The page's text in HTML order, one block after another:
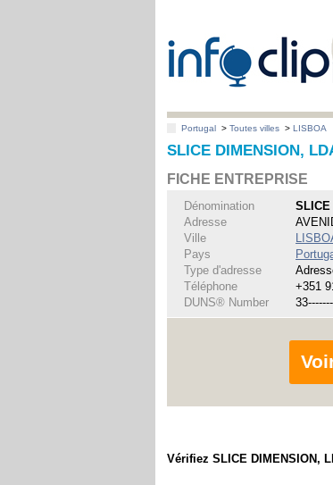
Portugal >Toutes villes >LISBOA
SLICE DIMENSION,
FICHE ENTREPRISE
Dénomination
SLICE
Adresse
Ville
Pays
Type d'adresse
Téléphone
+351
DUNS® Number
33-------
Vérifiez SLICE DIMENSION,